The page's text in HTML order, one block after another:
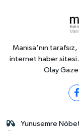
Manisa'nın
internet haber sitesi.
Olay
Yunusemre